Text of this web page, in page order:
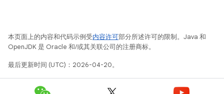
本页面上的内容和代码示例受内容许可部分所述许可的限制。Java 和
OpenJDK 是 Oracle 和/或其关联公司的注册商标。
最后更新时间 (UTC)：2026-04-20。